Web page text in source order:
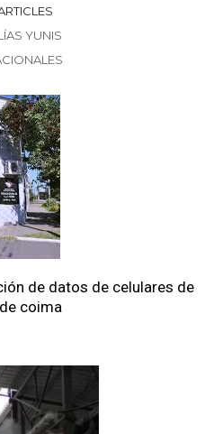
YUNIS
de datos de celulares de
coima